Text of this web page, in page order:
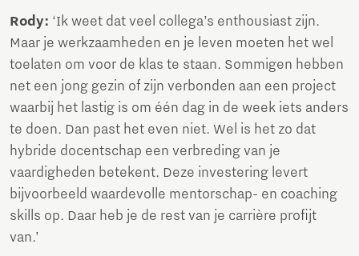
Rody: ‘Ik weet dat veel collega’s enthousiast zijn.
Maar je werkzaamheden en je leven moeten het wel
toelaten om voor de klas te staan. Sommigen hebben
net een jong gezin of zijn verbonden aan een project
waarbij het lastig is om één dag in de week iets anders
te doen. Dan past het even niet. Wel is het zo dat
hybride docentschap een verbreding van je
vaardigheden betekent. Deze investering levert
bijvoorbeeld waardevolle mentorschap- en coaching
skills op. Daar heb je de rest van je carrière profijt
van.’